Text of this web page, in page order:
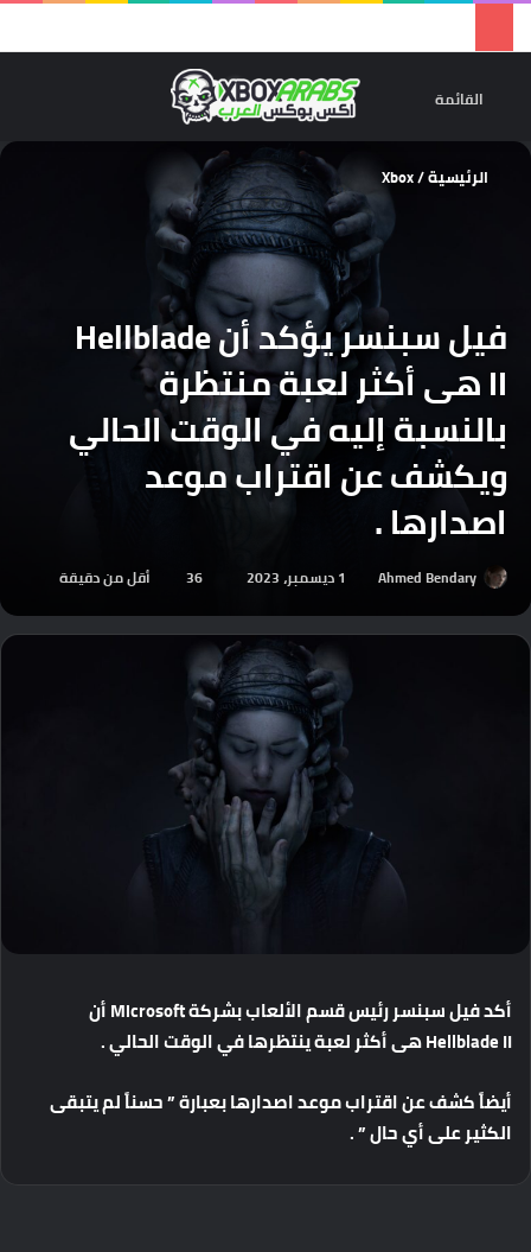
القائمة
الرئيسية/
Xbox
فيل سبنسر يؤكد أن Hellblade
II هى أكثر لعبة منتظرة
بالنسبة إليه في الوقت الحالي
ويكشف عن اقتراب موعد
اصدارها .
Ahmed Bendary 1 ديسمبر، 2023 36 أقل من دقيقة
أكدفيلسبنسررئيسقسمالألعاببشركة
أن
Hellblade IIهىأكثرلعبةينتظرهافيالوقتالحالي.
أيضاًكشفعناقترابموعداصدارهابعبارة”حسناًلميتبقى
الكثيرعلىأيحال” .